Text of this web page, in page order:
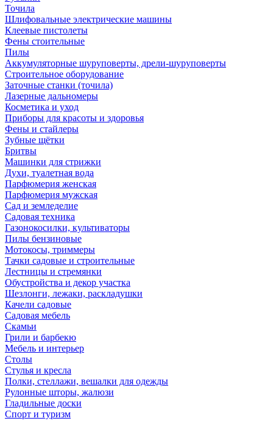
Точила
Шлифовальные электрические машины
Клеевые пистолеты
Фены стоительные
Пилы
Аккумуляторные шуруповерты, дрели-шуруповерты
Строительное оборудование
Заточные станки (точила)
Лазерные дальномеры
Косметика и уход
Приборы для красоты и здоровья
Фены и стайлеры
Зубные щётки
Бритвы
Машинки для стрижки
Духи, туалетная вода
Парфюмерия женская
Парфюмерия мужская
Сад и земледелие
Садовая техника
Газонокосилки, культиваторы
Пилы бензиновые
Мотокосы, триммеры
Тачки садовые и строительные
Лестницы и стремянки
Обустройства и декор участка
Шезлонги, лежаки, раскладушки
Качели садовые
Садовая мебель
Скамьи
Грили и барбекю
Мебель и интерьер
Столы
Стулья и кресла
Полки, стеллажи, вешалки для одежды
Рулонные шторы, жалюзи
Гладильные доски
Спорт и туризм